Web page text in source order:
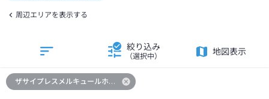
周辺エリアを表示する
絞り込み
（選択中）
地図表示
ザサイプレスメルキュールホテル名古屋